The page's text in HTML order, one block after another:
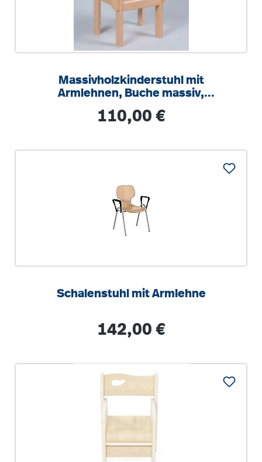
Massivholzkinderstuhl mit
Armlehnen, Buche massiv,
Regulärer Preis:
110,00 €
Schalenstuhl mit Armlehne
Regulärer Preis:
142,00 €